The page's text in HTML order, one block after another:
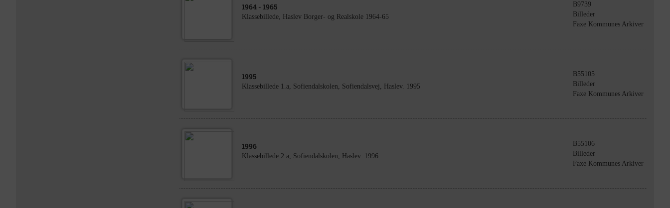
1964 - 1965
Klassebillede, Haslev Borger- og Realskole 1964-65
B9739
Billeder
Faxe Kommunes Arkiver
1995
Klassebillede 1.a, Sofiendalskolen, Sofiendalsvej, Haslev. 1995
B55105
Billeder
Faxe Kommunes Arkiver
1996
Klassebillede 2.a, Sofiendalskolen, Haslev. 1996
B55106
Billeder
Faxe Kommunes Arkiver